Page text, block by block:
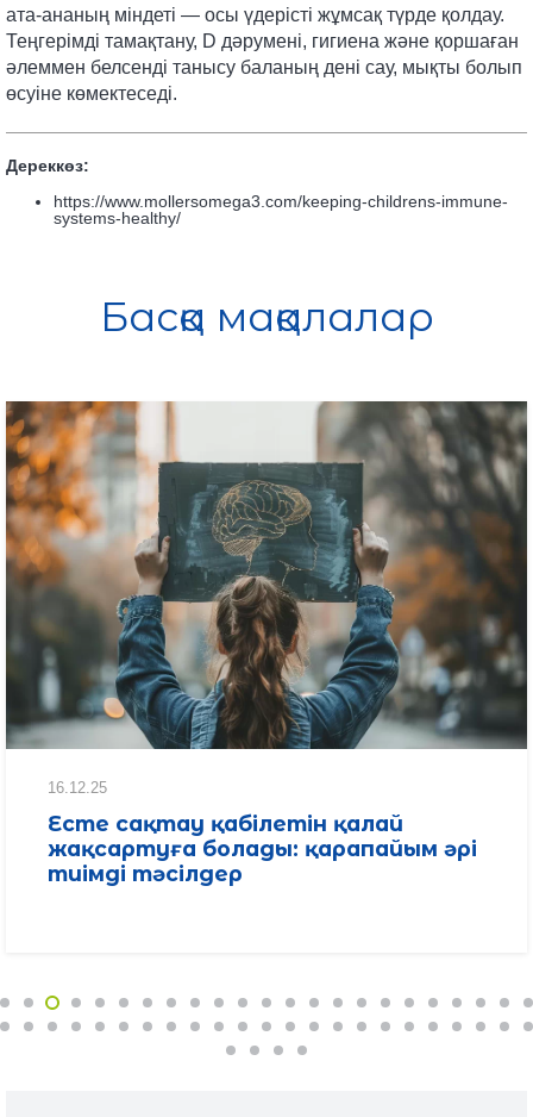
ата-ананың міндеті — осы үдерісті жұмсақ түрде қолдау.
Теңгерімді тамақтану, D дәрумені, гигиена және қоршаған
әлеммен белсенді танысу баланың дені сау, мықты болып
өсуіне көмектеседі.
Дереккөз:
https://www.mollersomega3.com/keeping-childrens-immune-
systems-healthy/
Басқа мақалалар
16.12.25
Есте сақтау қабілетін қалай
жақсартуға болады: қарапайым әрі
тиімді тәсілдер